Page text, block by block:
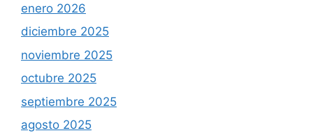
enero 2026
diciembre 2025
noviembre 2025
octubre 2025
septiembre 2025
agosto 2025